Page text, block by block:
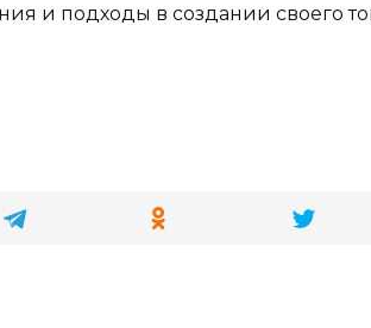
и подходы в создании своего